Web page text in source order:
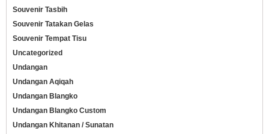
Souvenir Tasbih
Souvenir Tatakan Gelas
Souvenir Tempat Tisu
Uncategorized
Undangan
Undangan Aqiqah
Undangan Blangko
Undangan Blangko Custom
Undangan Khitanan / Sunatan